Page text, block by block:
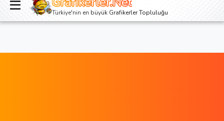
Giriş yap Kayıt ol
Türkiye'nin en büyük Grafikerler Topluluğu